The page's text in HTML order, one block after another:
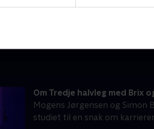
Om Tredje halvleg med Brix
Mogens Jørgensen og
studiet til en snak om